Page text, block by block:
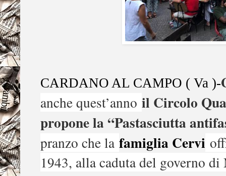
CARDANO AL CAMPO ( Va )-
anche quest’anno il Circolo
propone la “Pastasciutta
pranzo che la famiglia Cervi
1943, alla caduta del governo